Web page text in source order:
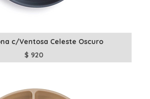
c/Ventosa Celeste Oscuro
$ 920